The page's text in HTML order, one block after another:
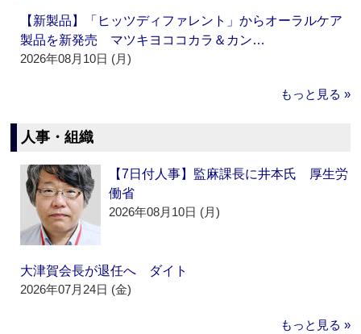
【新製品】「ヒッツディファレント」からオーラルケア
製品を新発売 マツキヨココカラ＆カン…
2026年08月10日 (月)
もっと見る »
人事・組織
【7日付人事】監麻課長に井本氏 厚生労
働省
2026年08月10日 (月)
大津賀会長が退任へ ダイト
2026年07月24日 (金)
もっと見る »